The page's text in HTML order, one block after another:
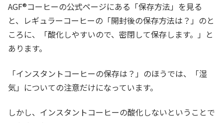
AGF®コーヒーの公式ページにある「保存方法」を見る
と、レギュラーコーヒーの「開封後の保存方法は？」のと
ころに、「酸化しやすいので、密閉して保存します。」と
あります。
「インスタントコーヒーの保存は？」のほうでは、「湿
気」についての注意だけになっています。
しかし、インスタントコーヒーの酸化しないということで